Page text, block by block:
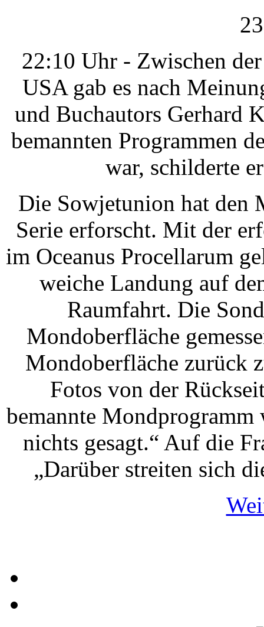
22:10 Uhr - Zwischen
USA gab es nach
und Buchautors Gerhard
bemannten Programmen
war, schilderte
Die Sowjetunion hat den
Serie erforscht. Mit der
im Oceanus Procellarum
weiche Landung auf
Raumfahrt. Die
Mondoberfläche
Mondoberfläche zurück
Fotos von der
bemannte
nichts gesagt.“ Auf die
„Darüber streiten sich